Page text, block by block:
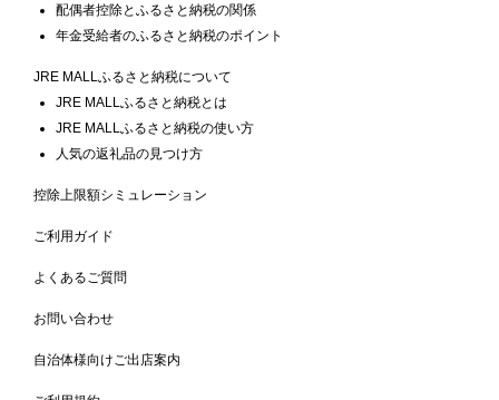
配偶者控除とふるさと納税の関係
年金受給者のふるさと納税のポイント
JRE MALLふるさと納税について
JRE MALLふるさと納税とは
JRE MALLふるさと納税の使い方
人気の返礼品の見つけ方
控除上限額シミュレーション
ご利用ガイド
よくあるご質問
お問い合わせ
自治体様向けご出店案内